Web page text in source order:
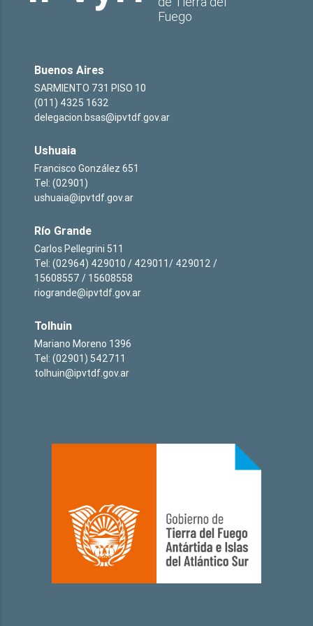
Fuego
Buenos Aires
SARMIENTO 731 PISO 10
(011) 4325 1632
delegacion.bsas@ipvtdf.gov.ar
Ushuaia
Francisco González 651
Tel: (02901)
ushuaia@ipvtdf.gov.ar
Río Grande
Carlos Pellegrini 511
Tel: (02964) 429010 / 429011/ 429012 /
15608557 / 15608558
riogrande@ipvtdf.gov.ar
Tolhuin
Mariano Moreno 1396
Tel: (02901) 542711
tolhuin@ipvtdf.gov.ar